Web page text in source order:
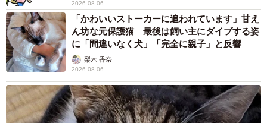
2026.08.06
「かわいいストーカーに追われています」甘え
ん坊な元保護猫 最後は飼い主にダイブする姿
に「間違いなく犬」「完全に親子」と反響
梨木 香奈
2026.08.06